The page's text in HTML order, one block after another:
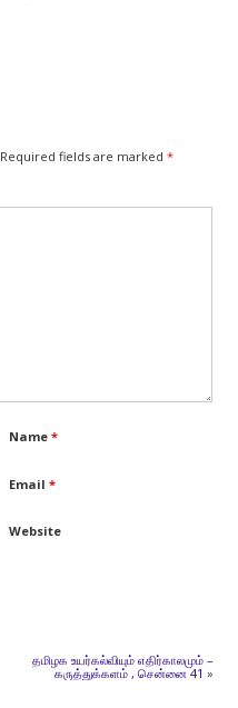
Required fields are marked *
Name *
Email *
Website
தமிழக உயர்கல்வியும் எதிர்காலமும் –
கருத்துக்களம் , சென்னை 41 »